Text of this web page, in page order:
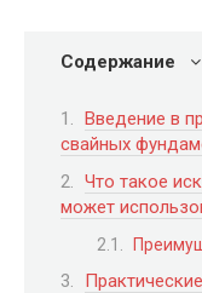
Содержание
Введение в
свайных
Что такое
может